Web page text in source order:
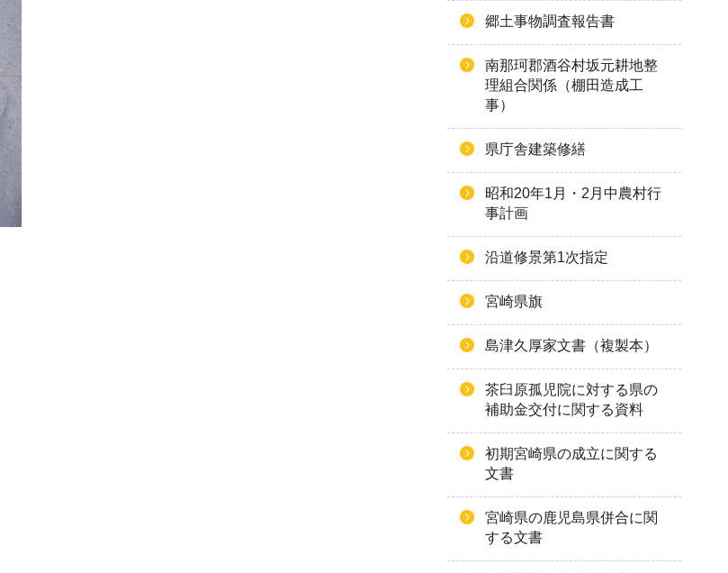
郷土事物調査報告書
南那珂郡酒谷村坂元耕地整
理組合関係（棚田造成工
事）
県庁舎建築修繕
昭和20年1月・2月中農村行
事計画
沿道修景第1次指定
宮崎県旗
島津久厚家文書（複製本）
茶臼原孤児院に対する県の
補助金交付に関する資料
初期宮崎県の成立に関する
文書
宮崎県の鹿児島県併合に関
する文書